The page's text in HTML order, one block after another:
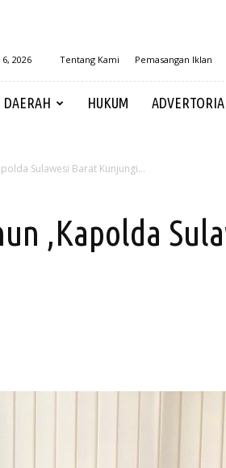
2026 Tentang Kami Pemasangan Iklan
DAERAH HUKUM
Sulawesi Barat Kunjungi...
,Kapolda